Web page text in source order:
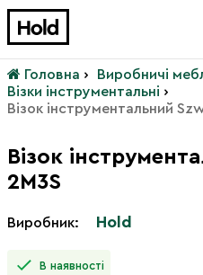
Головна › Виробничі
Візки інструментальні ›
Візок інструментальний
Візок
2M3S
Виробник: Hold
В наявності